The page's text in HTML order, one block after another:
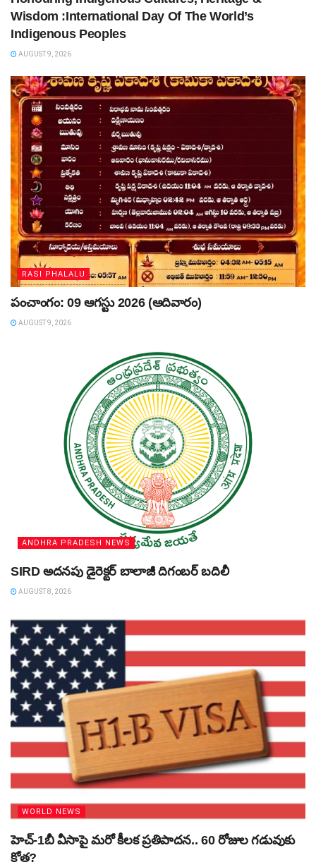
Wisdom :International Day Of The World’s
Indigenous Peoples
AUGUST 9, 2026
RASI PHALALU
పంచాంగం: 09 ఆగస్టు 2026 (ఆదివారం)
AUGUST 9, 2026
ANDHRA PRADESH NEWS
SIRD అదనపు డైరెక్టర్‌ బాలాజీ దిగంబర్‌ బదిలీ
AUGUST 8, 2026
WORLD NEWS
హెచ్‌-1బీ వీసాపై మరో కీలక ప్రతిపాదన.. 60 రోజుల గడువుకు
కోత?